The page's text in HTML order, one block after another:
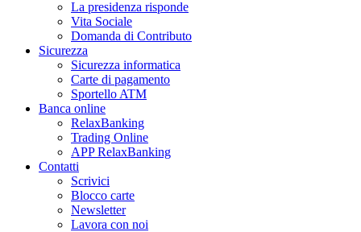
La presidenza risponde
Vita Sociale
Domanda di Contributo
Sicurezza
Sicurezza informatica
Carte di pagamento
Sportello ATM
Banca online
RelaxBanking
Trading Online
APP RelaxBanking
Contatti
Scrivici
Blocco carte
Newsletter
Lavora con noi